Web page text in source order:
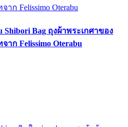
Bag ถุงผ้าพระเกศาของ
ก Felissimo Oterabu